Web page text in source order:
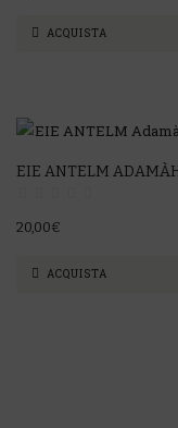
ACQUISTA
EIE ANTELM
20,00€
ACQUISTA